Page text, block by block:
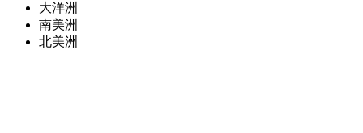
大洋洲
南美洲
北美洲